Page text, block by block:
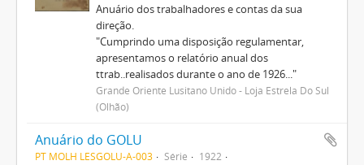
Anuário dos trabalhadores e contas da sua
direção.
"Cumprindo uma disposição regulamentar,
apresentamos o relatório anual dos
ttrab..realisados durante o ano de 1926..."
Grande Oriente Lusitano Unido - Loja Estrela Do Sul
(Olhão)
Anuário do GOLU
PT MOLH LESGOLU-A-003 Série
1922